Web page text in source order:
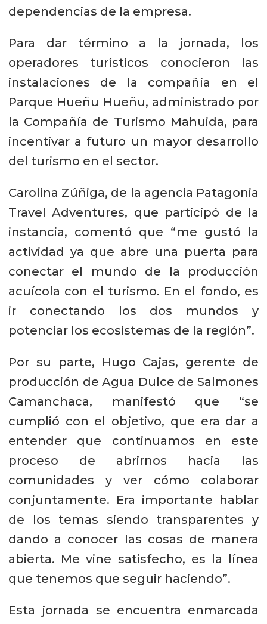
dependencias de la empresa.
Para dar término a la jornada, los
operadores turísticos conocieron las
instalaciones de la compañía en el
Parque Hueñu Hueñu, administrado por
la Compañía de Turismo Mahuida, para
incentivar a futuro un mayor desarrollo
del turismo en el sector.
Carolina Zúñiga, de la agencia Patagonia
Travel Adventures, que participó de la
instancia, comentó que “me gustó la
actividad ya que abre una puerta para
conectar el mundo de la producción
acuícola con el turismo. En el fondo, es
ir conectando los dos mundos y
potenciar los ecosistemas de la región”.
Por su parte, Hugo Cajas, gerente de
producción de Agua Dulce de Salmones
Camanchaca, manifestó que “se
cumplió con el objetivo, que era dar a
entender que continuamos en este
proceso de abrirnos hacia las
comunidades y ver cómo colaborar
conjuntamente. Era importante hablar
de los temas siendo transparentes y
dando a conocer las cosas de manera
abierta. Me vine satisfecho, es la línea
que tenemos que seguir haciendo”.
Esta jornada se encuentra enmarcada